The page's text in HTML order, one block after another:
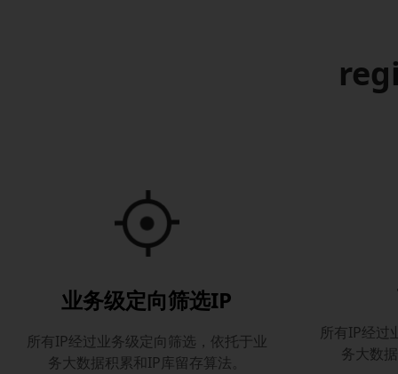
业务级定向筛选IP
所有IP经过业务级定向筛选，依托于业
务大数据积累和IP库留存算法。
所有IP经过
务大数